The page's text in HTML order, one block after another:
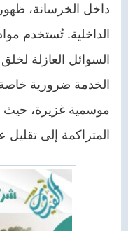
داخل الخرسانة،
الداخلية. تُستخدم
السوائل العازلة
الخدمة ضرورية
موسمية غزيرة، حيث
المتراكمة إلى تقليل